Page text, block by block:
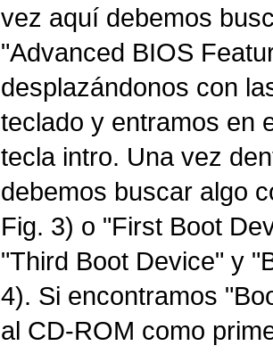
vez aquí debemos
"Advanced BIOS
desplazándonos con
teclado y entramos en
tecla intro. Una vez
debemos buscar algo
Fig. 3) o "First Boot
"Third Boot Device" y
4). Si encontramos
al CD-ROM como